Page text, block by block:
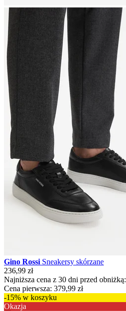
Gino Rossi Sneakersy skórzane
236,99 zł
Najniższa cena z 30 dni przed obniżką:
Cena pierwsza: 379,99 zł
-15% w koszyku
Okazja